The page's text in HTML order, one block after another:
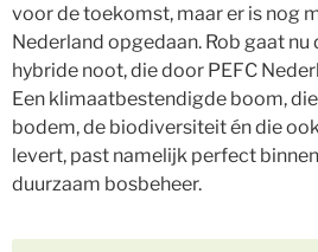
voor de toekomst, maar er is nog
Nederland opgedaan. Rob gaat
hybride noot, die door PEFC
Een klimaatbestendigde boom,
bodem, de biodiversiteit én die
levert, past namelijk perfect
duurzaam bosbeheer.